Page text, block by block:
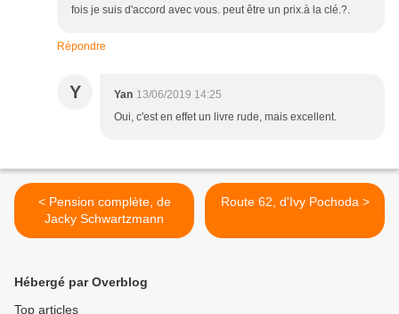
fois je suis d'accord avec vous. peut être un prix.à la clé.?.
Répondre
Y Yan 13/06/2019 14:25
Oui, c'est en effet un livre rude, mais excellent.
< Pension complète, de
Jacky Schwartzmann
Route 62, d'Ivy Pochoda >
Hébergé par Overblog
Top articles